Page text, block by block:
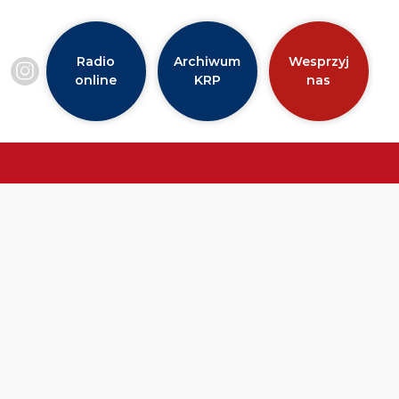
Radio
online
Archiwum
KRP
Wesprzyj
nas